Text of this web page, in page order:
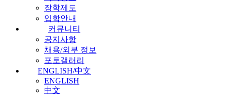
장학제도
입학안내
커뮤니티
공지사항
채용/외부 정보
포토갤러리
ENGLISH/中文
ENGLISH
中文